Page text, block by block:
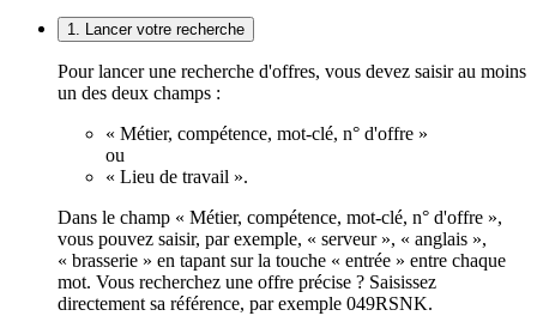
1. Lancer votre recherche
Pour lancer une recherche d'offres, vous devez saisir au moins
un des deux champs :
« Métier, compétence, mot-clé, n° d'offre »
ou
« Lieu de travail ».
Dans le champ « Métier, compétence, mot-clé, n° d'offre »,
vous pouvez saisir, par exemple, « serveur », « anglais »,
« brasserie » en tapant sur la touche « entrée » entre chaque
mot. Vous recherchez une offre précise ? Saisissez
directement sa référence, par exemple 049RSNK.